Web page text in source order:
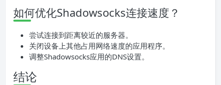
如何优化Shadowsocks连接速度？
尝试连接到距离较近的服务器。
关闭设备上其他占用网络速度的应用程序。
调整Shadowsocks应用的DNS设置。
结论